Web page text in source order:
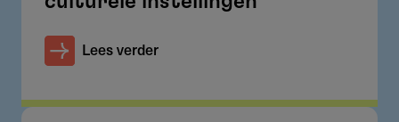
Lees verder